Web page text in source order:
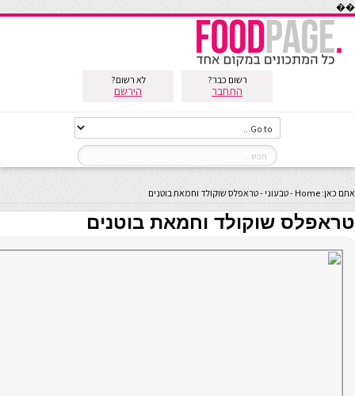
��
רשום כבר?
התחבר
לא רשום?
הירשם
אתם כאן: Home
-טבעוני -טראפלס שוקולד וחמאת בוטנים
טראפלס שוקולד וחמאת בוטנים